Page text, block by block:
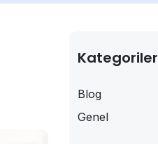
Kategoriler
Blog
Genel